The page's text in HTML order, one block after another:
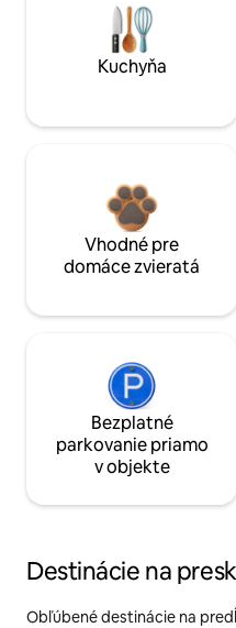
Kuchyňa
Vhodné pre
domáce zvieratá
Bezplatné
parkovanie priamo
v objekte
Destinácie na
Obľúbené destinácie na